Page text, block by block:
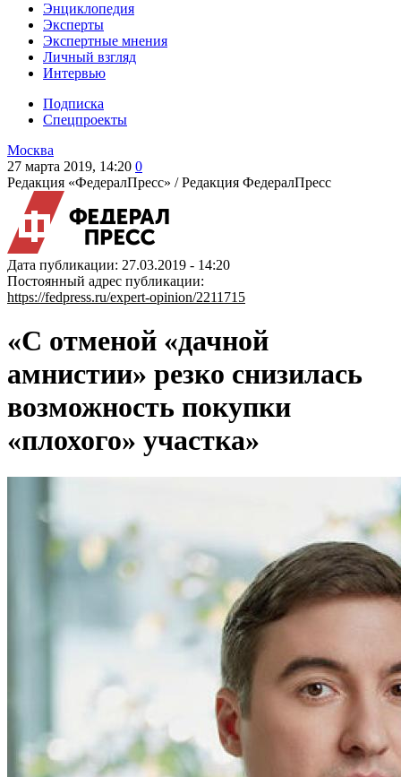
Энциклопедия
Эксперты
Экспертные мнения
Личный взгляд
Интервью
Подписка
Спецпроекты
Москва
27 марта 2019, 14:20 0
Редакция «ФедералПресс» /Редакция ФедералПресс
Дата публикации: 27.03.2019 - 14:20
Постоянный адрес публикации:
https://fedpress.ru/expert-opinion/2211715
«С отменой «дачной
амнистии» резко снизилась
возможность покупки
«плохого» участка»